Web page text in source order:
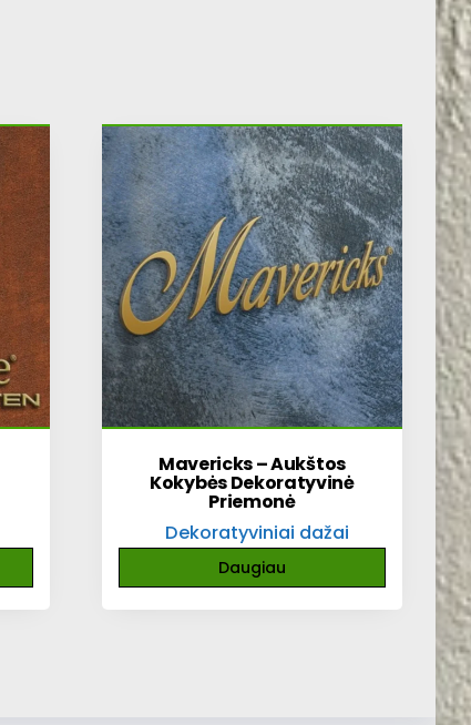
Mavericks – Aukštos
Kokybės Dekoratyvinė
Priemonė
Dekoratyviniai dažai
Daugiau